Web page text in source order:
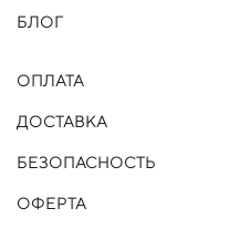
БЛОГ
ОПЛАТА
ДОСТАВКА
БЕЗОПАСНОСТЬ
ОФЕРТА